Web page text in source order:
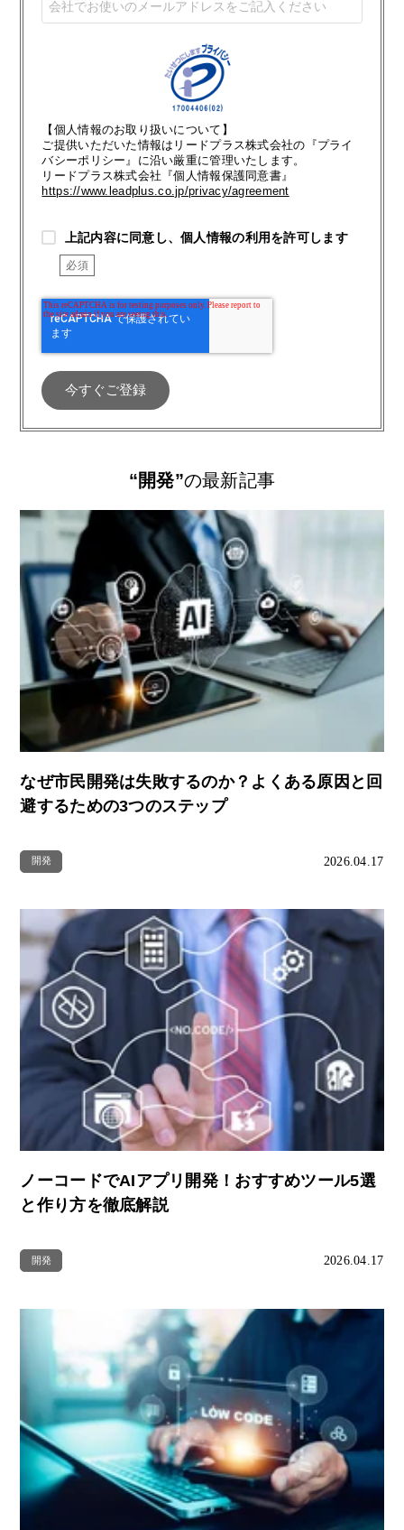
【個人情報のお取り扱いについて】
ご提供いただいた情報はリードプラス株式会社の『プライ
バシーポリシー』に沿い厳重に管理いたします。
リードプラス株式会社『個人情報保護同意書』
https://www.leadplus.co.jp/privacy/agreement
上記内容に同意し、個人情報の利用を許可します
“開発”の最新記事
なぜ市民開発は失敗するのか？よくある原因と回
避するための3つのステップ
開発 2026.04.17
ノーコードでAIアプリ開発！おすすめツール5選
と作り方を徹底解説
開発 2026.04.17